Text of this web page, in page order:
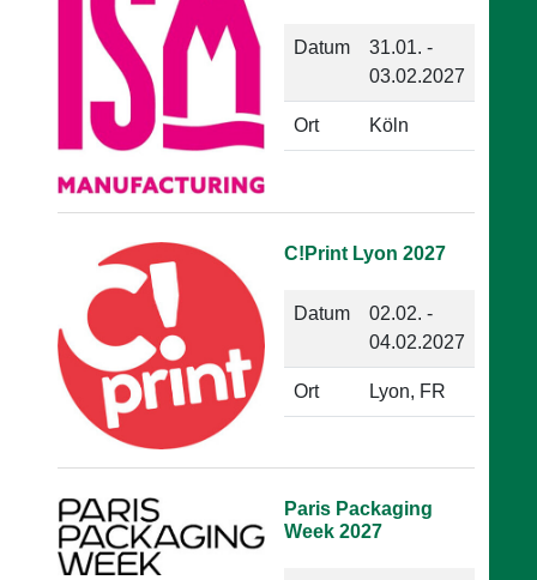
Datum
31.01. -
03.02.2027
Ort Köln
C!Print Lyon 2027
Datum
02.02. -
04.02.2027
Ort Lyon, FR
Paris Packaging
Week 2027